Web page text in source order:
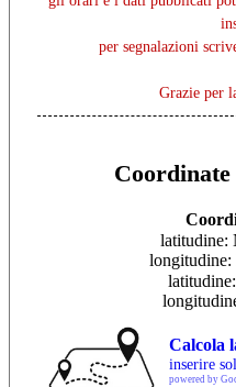
per segnalazioni
Grazie per
latitudine:
longitudine:
Calcola
inserire
powered by